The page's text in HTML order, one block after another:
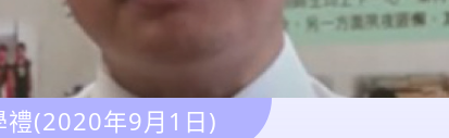
(2020年9月1日)